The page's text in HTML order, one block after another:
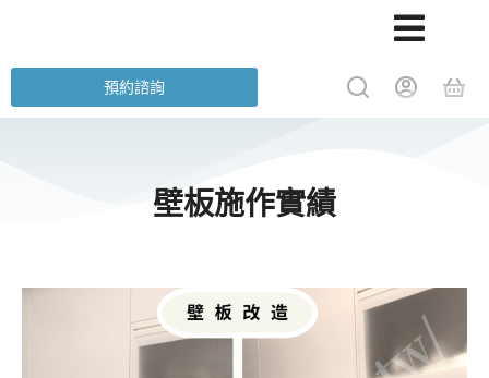
預約諮詢
壁板施作實績